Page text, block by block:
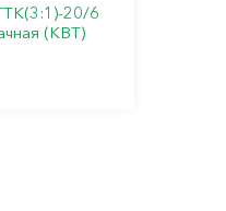
20/6
(КВТ)